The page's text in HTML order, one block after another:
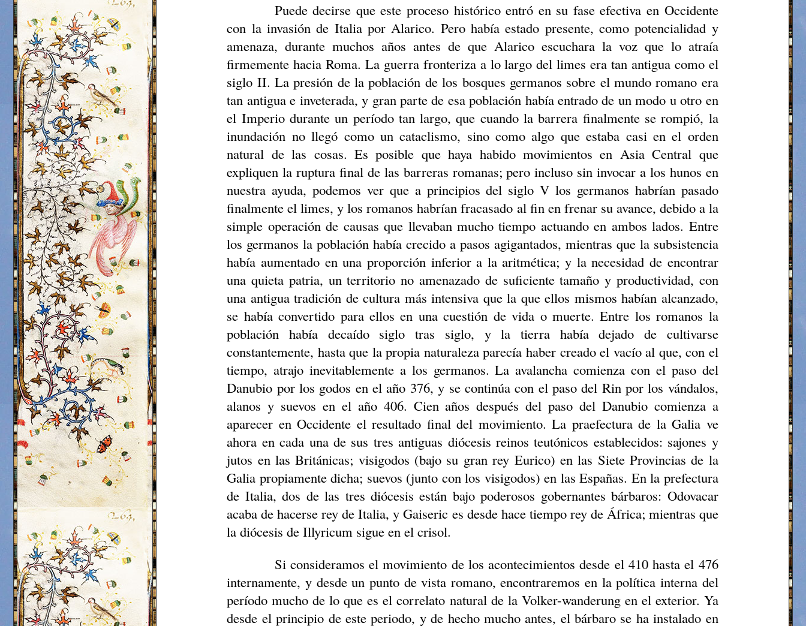
Puede decirse que este proceso histórico entró en su fase efectiva en Occidente
con la invasión de Italia por Alarico. Pero había estado presente, como potencialidad y
amenaza, durante muchos años antes de que Alarico escuchara la voz que lo atraía
firmemente hacia Roma. La guerra fronteriza a lo largo del limes era tan antigua como el
siglo II. La presión de la población de los bosques germanos sobre el mundo romano era
tan antigua e inveterada, y gran parte de esa población había entrado de un modo u otro en
el Imperio durante un período tan largo, que cuando la barrera finalmente se rompió, la
inundación no llegó como un cataclismo, sino como algo que estaba casi en el orden
natural de las cosas. Es posible que haya habido movimientos en Asia Central que
expliquen la ruptura final de las barreras romanas; pero incluso sin invocar a los hunos en
nuestra ayuda, podemos ver que a principios del siglo V los germanos habrían pasado
finalmente el limes, y los romanos habrían fracasado al fin en frenar su avance, debido a la
simple operación de causas que llevaban mucho tiempo actuando en ambos lados. Entre
los germanos la población había crecido a pasos agigantados, mientras que la subsistencia
había aumentado en una proporción inferior a la aritmética; y la necesidad de encontrar
una quieta patria, un territorio no amenazado de suficiente tamaño y productividad, con
una antigua tradición de cultura más intensiva que la que ellos mismos habían alcanzado,
se había convertido para ellos en una cuestión de vida o muerte. Entre los romanos la
población había decaído siglo tras siglo, y la tierra había dejado de cultivarse
constantemente, hasta que la propia naturaleza parecía haber creado el vacío al que, con el
tiempo, atrajo inevitablemente a los germanos. La avalancha comienza con el paso del
Danubio por los godos en el año 376, y se continúa con el paso del Rin por los vándalos,
alanos y suevos en el año 406. Cien años después del paso del Danubio comienza a
aparecer en Occidente el resultado final del movimiento. La praefecturade la Galia ve
ahora en cada una de sus tres antiguas diócesis reinos teutónicos establecidos: sajones y
jutos en las Británicas; visigodos (bajo su gran rey Eurico) en las Siete Provincias de la
Galia propiamente dicha; suevos (junto con los visigodos) en las Españas. En la prefectura
de Italia, dos de las tres diócesis están bajo poderosos gobernantes bárbaros: Odovacar
acaba de hacerse rey de Italia, yGaiseric es desde hace tiempo rey de África; mientras que
la diócesis deIllyricum sigue en el crisol.
Si consideramos el movimiento de los acontecimientos desde el 410 hasta el 476
internamente, y desde un punto de vista romano, encontraremos en la política interna del
período mucho de lo que es el correlato natural de la Volker-wanderungen el exterior. Ya
desde el principio de este periodo, y de hecho mucho antes, el bárbaro se ha instalado en